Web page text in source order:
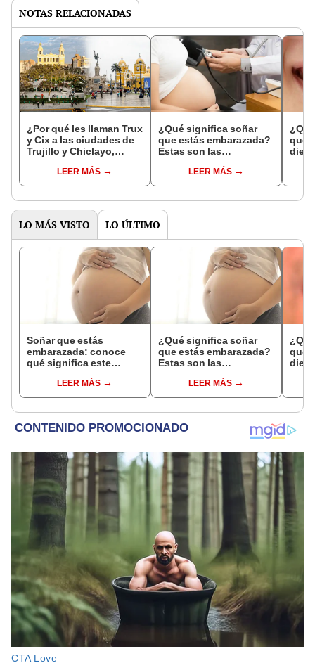
NOTAS RELACIONADAS
¿Por qué les llaman Trux
y Cix a las ciudades de
Trujillo y Chiclayo,
LEER MÁS
¿Qué significa soñar
que estás embarazada?
Estas son las
comunesLEER MÁS
que
LO MÁS VISTO LO ÚLTIMO
Soñar que estás
embarazada: conoce
qué significa este
LEER MÁS
¿Qué significa soñar
que estás embarazada?
Estas son las
comunesLEER MÁS
que